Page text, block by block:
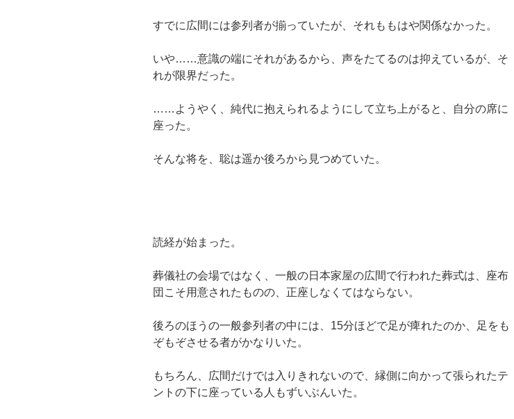
すでに広間には参列者が揃っていたが、それももはや関係なかった。
いや……意識の端にそれがあるから、声をたてるのは抑えているが、そ
れが限界だった。
……ようやく、純代に抱えられるようにして立ち上がると、自分の席に
座った。
そんな将を、聡は遥か後ろから見つめていた。
読経が始まった。
葬儀社の会場ではなく、一般の日本家屋の広間で行われた葬式は、座布
団こそ用意されたものの、正座しなくてはならない。
後ろのほうの一般参列者の中には、15分ほどで足が痺れたのか、足をも
ぞもぞさせる者がかなりいた。
もちろん、広間だけでは入りきれないので、縁側に向かって張られたテ
ントの下に座っている人もずいぶんいた。